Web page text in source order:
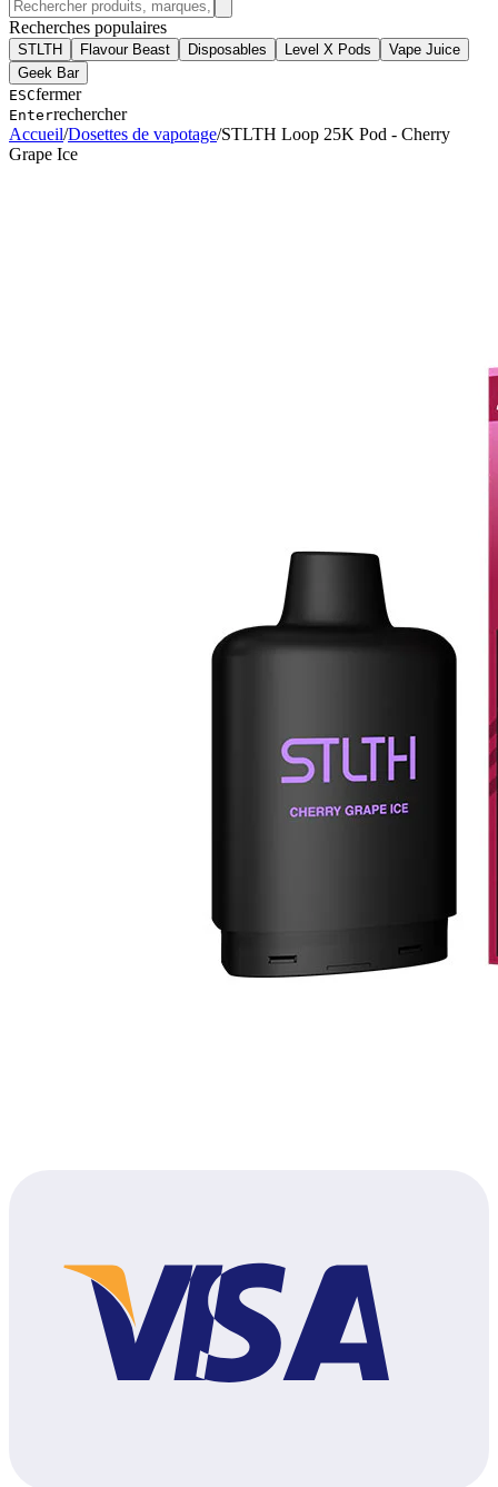
Recherches populaires
STLTH Flavour Beast Disposables Level X Pods
Vape Juice
Geek Bar
ESCfermer
Enterrechercher
Accueil/Dosettes de vapotage/STLTH Loop 25K Pod - Cherry
Grape Ice